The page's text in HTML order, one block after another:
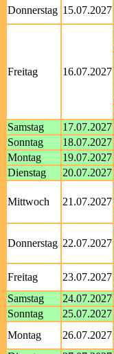
Donnerstag 15.07.2027
Freitag 16.07.2027
Samstag
17.07.2027
Sonntag
18.07.2027
Montag
19.07.2027
Dienstag
20.07.2027
Mittwoch 21.07.2027
Donnerstag 22.07.2027
Freitag
23.07.2027
Samstag
24.07.2027
Sonntag
25.07.2027
Montag
26.07.2027